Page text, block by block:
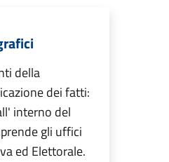
della
dei fatti:
interno del
gli uffici
ed Elettorale.